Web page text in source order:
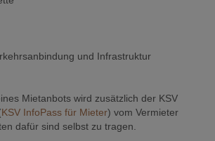
und Infrastruktur
Mietanbots wird zusätzlich der KSV
KSV InfoPass für Mieter) vom Vermieter
dafür sind selbst zu tragen.